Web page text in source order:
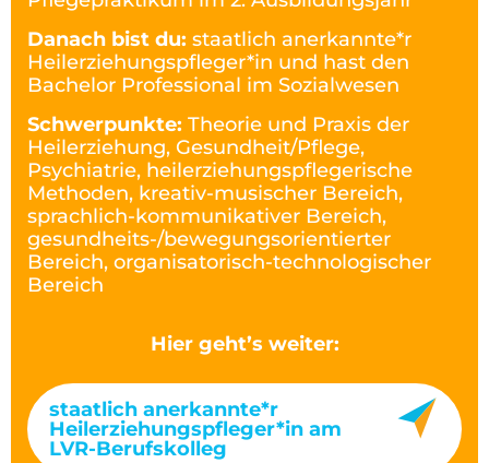
Danach bist du: staatlich anerkannte*r
Heilerziehungspfleger*in und hast den
Bachelor Professional im Sozialwesen
Schwerpunkte: Theorie und Praxis der
Heilerziehung, Gesundheit/Pflege,
Psychiatrie, heilerziehungspflegerische
Methoden, kreativ-musischer Bereich,
sprachlich-kommunikativer Bereich,
gesundheits-/bewegungsorientierter
Bereich, organisatorisch-technologischer
Bereich
Hier geht’s weiter:
staatlich anerkannte*r
Heilerziehungspfleger*in am
LVR-Berufskolleg